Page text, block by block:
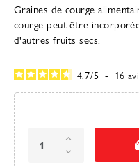
Graines de courge
courge peut être
d'autres fruits secs.
4.7/5 - 16